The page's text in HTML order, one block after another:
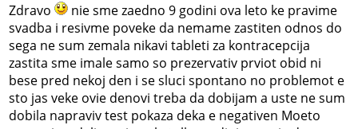
Zdravo
nie sme zaedno 9 godini ova leto ke pravime
svadba i resivme poveke da nemame zastiten odnos do
sega ne sum zemala nikavi tableti za kontracepcija
zastita sme imale samo so prezervativ prviot obid ni
bese pred nekoj den i se sluci spontano no problemot e
sto jas veke ovie denovi treba da dobijam a uste ne sum
dobila napraviv test pokaza deka e negativen Moeto